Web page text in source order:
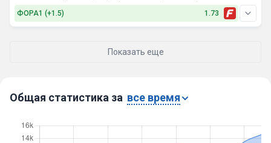
ФОРА1 (+1.5) 1.73
Показать еще
Общая статистика за все время